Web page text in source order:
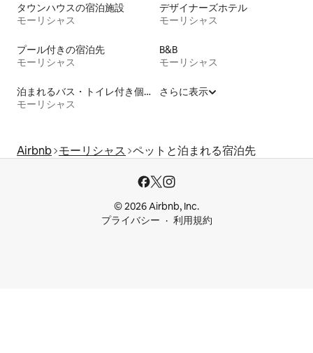
タウンハウスの宿泊施設
モーリシャス
デザイナーズホテル
モーリシャス
プール付きの宿泊先
モーリシャス
B&B
モーリシャス
泊まれるバス・トイレ付き個室
モーリシャス
さらに表示
Airbnb モーリシャス ペットと泊まれる宿泊先
© 2026 Airbnb, Inc.
プライバシー
利用規約